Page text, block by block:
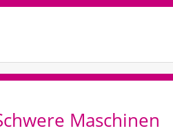
Maschinen